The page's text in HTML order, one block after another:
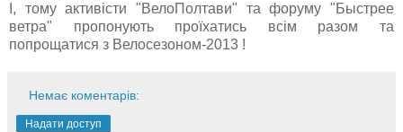
І, тому активісти "ВелоПолтави" та форуму "Быстрее
ветра" пропонують проїхатись всім разом та
попрощатися з Велосезоном-2013 !
Немає коментарів:
Надати доступ